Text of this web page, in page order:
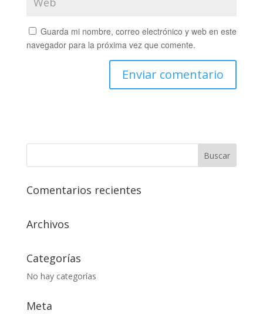
Guarda mi nombre, correo electrónico y web en este
navegador para la próxima vez que comente.
Comentarios recientes
Archivos
Categorías
No hay categorías
Meta